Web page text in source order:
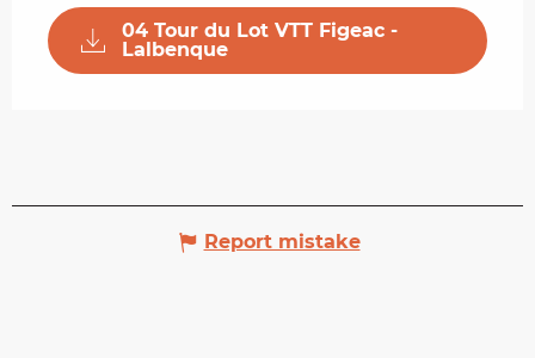
04 Tour du Lot VTT Figeac -
Lalbenque
Report mistake